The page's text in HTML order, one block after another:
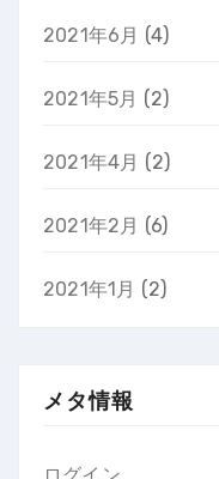
2021年6月 (4)
2021年5月 (2)
2021年4月 (2)
2021年2月 (6)
2021年1月 (2)
メタ情報